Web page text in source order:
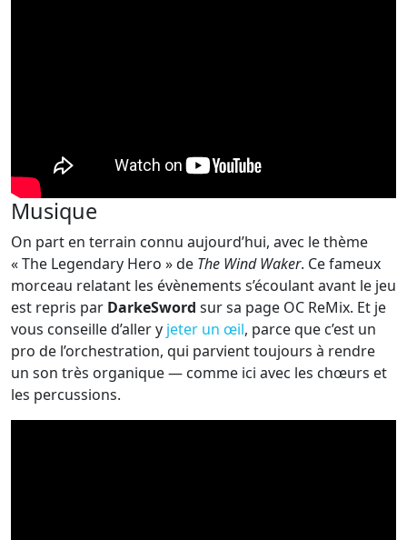
Musique
On part en terrain connu aujourd’hui, avec le thème
« The Legendary Hero » de The Wind Waker. Ce fameux
morceau relatant les évènements s’écoulant avant le jeu
est repris par DarkeSword sur sa page OC ReMix. Et je
vous conseille d’aller y jeter un œil, parce que c’est un
pro de l’orchestration, qui parvient toujours à rendre
un son très organique — comme ici avec les chœurs et
les percussions.